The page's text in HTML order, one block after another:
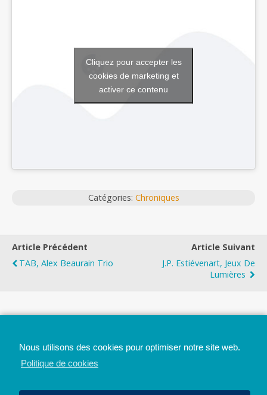
Cliquez pour accepter les
cookies de marketing et
activer ce contenu
Catégories: Chroniques
Article Précédent
TAB, Alex Beaurain Trio
Article Suivant
J.P. Estiévenart, Jeux De
Lumières
Nous utilisons des cookies pour optimiser notre site web.
Politique de cookies